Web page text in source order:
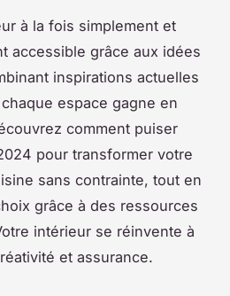
à la fois simplement et
accessible grâce aux idées
inspirations actuelles
espace gagne en
comment puiser
pour transformer votre
sans contrainte, tout en
grâce à des ressources
intérieur se réinvente à
et assurance.